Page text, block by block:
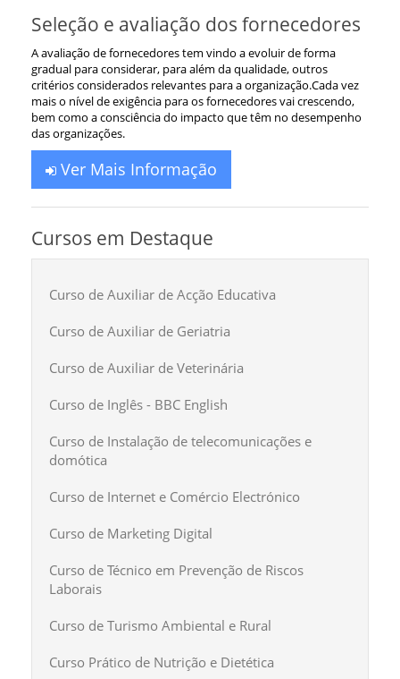
Seleção e avaliação dos fornecedores
A avaliação de fornecedores tem vindo a evoluir de forma
gradual para considerar, para além da qualidade, outros
critérios considerados relevantes para a organização.Cada vez
mais o nível de exigência para os fornecedores vai crescendo,
bem como a consciência do impacto que têm no desempenho
das organizações.
Ver Mais Informação
Cursos em Destaque
Curso de Auxiliar de Acção Educativa
Curso de Auxiliar de Geriatria
Curso de Auxiliar de Veterinária
Curso de Inglês - BBC English
Curso de Instalação de telecomunicações e
domótica
Curso de Internet e Comércio Electrónico
Curso de Marketing Digital
Curso de Técnico em Prevenção de Riscos
Laborais
Curso de Turismo Ambiental e Rural
Curso Prático de Nutrição e Dietética